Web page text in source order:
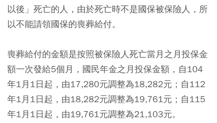
以後」死亡的人，由於死亡時不是國保被保險人，所
以不能請領國保的喪葬給付。
喪葬給付的金額是按照被保險人死亡當月之月投保金
額一次發給5個月，國民年金之月投保金額，自104
年1月1日起，由17,280元調整為18,282元；自112
年1月1日起，由18,282元調整為19,761元；自115
年1月1日起，由19,761元調整為21,103元。